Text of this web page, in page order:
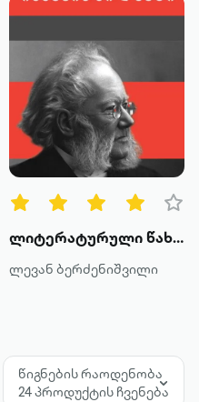
ლიტერატურული წახნაგები: იბსენის სილუეტი
ლევან ბერძენიშვილი
წიგნების რაოდენობა
24 პროდუქტის ჩვენება